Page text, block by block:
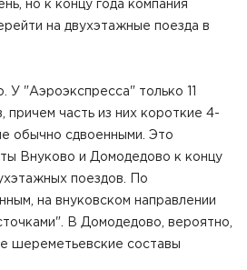
но к концу года компания
на двухэтажные поезда в
У "Аэроэкспресса" только 11
причем часть из них короткие 4-
обычно сдвоенными. Это
Внуково и Домодедово к концу
поездов. По
на внуковском направлении
В Домодедово, вероятно,
шереметьевские составы